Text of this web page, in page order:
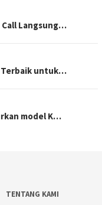
Call Langsung…
Terbaik untuk…
model K…
TENTANG KAMI